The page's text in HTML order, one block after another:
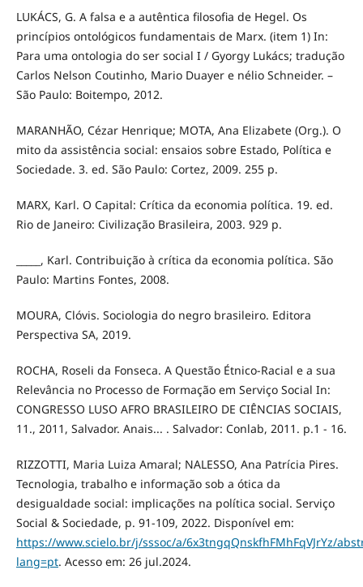
LUKÁCS, G. A falsa e a autêntica filosofia de Hegel. Os
princípios ontológicos fundamentais de Marx. (item 1) In:
Para uma ontologia do ser social I / Gyorgy Lukács; tradução
Carlos Nelson Coutinho, Mario Duayer e nélio Schneider. –
São Paulo: Boitempo, 2012.
MARANHÃO, Cézar Henrique; MOTA, Ana Elizabete (Org.). O
mito da assistência social: ensaios sobre Estado, Política e
Sociedade. 3. ed. São Paulo: Cortez, 2009. 255 p.
MARX, Karl. O Capital: Crítica da economia política. 19. ed.
Rio de Janeiro: Civilização Brasileira, 2003. 929 p.
_____, Karl. Contribuição à crítica da economia política. São
Paulo: Martins Fontes, 2008.
MOURA, Clóvis. Sociologia do negro brasileiro. Editora
Perspectiva SA, 2019.
ROCHA, Roseli da Fonseca. A Questão Étnico-Racial e a sua
Relevância no Processo de Formação em Serviço Social In:
CONGRESSO LUSO AFRO BRASILEIRO DE CIÊNCIAS SOCIAIS,
11., 2011, Salvador. Anais... . Salvador: Conlab, 2011. p.1 - 16.
RIZZOTTI, Maria Luiza Amaral; NALESSO, Ana Patrícia Pires.
Tecnologia, trabalho e informação sob a ótica da
desigualdade social: implicações na política social. Serviço
Social & Sociedade, p. 91-109, 2022. Disponível em:
https://www.scielo.br/j/sssoc/a/6x3tngqQnskfhFMhFqVJrYz/
lang=pt. Acesso em: 26 jul.2024.